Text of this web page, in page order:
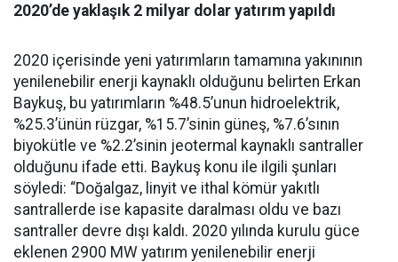
2020’de yaklaşık 2 milyar dolar yatırım yapıldı
2020 içerisinde yeni yatırımların tamamına yakınının
yenilenebilir enerji kaynaklı olduğunu belirten Erkan
Baykuş, bu yatırımların %48.5’unun hidroelektrik,
%25.3’ünün rüzgar, %15.7’sinin güneş, %7.6’sının
biyokütle ve %2.2’sinin jeotermal kaynaklı santraller
olduğunu ifade etti. Baykuş konu ile ilgili şunları
söyledi: “Doğalgaz, linyit ve ithal kömür yakıtlı
santrallerde ise kapasite daralması oldu ve bazı
santraller devre dışı kaldı. 2020 yılında kurulu güce
eklenen 2900 MW yatırım yenilenebilir enerji